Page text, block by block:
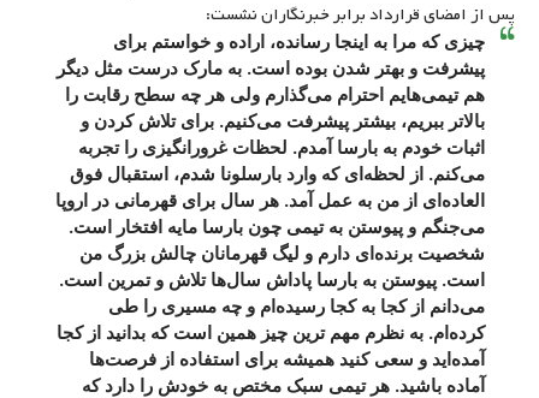
پس از امضای قرارداد برابر خبرنگاران نشست:
چیزی که مرا به اینجا رسانده، اراده و خواستم برای
پیشرفت و بهتر شدن بوده است. به مارک درست مثل دیگر
هم تیمی‌هایم احترام می‌گذارم ولی هر چه سطح رقابت را
بالاتر ببریم، بیشتر پیشرفت می‌کنیم. برای تلاش کردن و
اثبات خودم به بارسا آمدم. لحظات غرورانگیزی را تجربه
می‌کنم. از لحظه‌ای که وارد بارسلونا شدم، استقبال فوق
العاده‌ای از من به عمل آمد. هر سال برای قهرمانی در اروپا
می‌جنگم و پیوستن به تیمی چون بارسا مایه افتخار است.
شخصیت برنده‌ای دارم و لیگ قهرمانان چالش بزرگ من
است. پیوستن به بارسا پاداش سال‌ها تلاش و تمرین است.
می‌دانم از کجا به کجا رسیده‌ام و چه مسیری را طی
کرده‌ام. به نظرم مهم ترین چیز همین است که بدانید از کجا
آمده‌اید و سعی کنید همیشه برای استفاده از فرصت‌ها
آماده باشید. هر تیمی سبک مختص به خودش را دارد که